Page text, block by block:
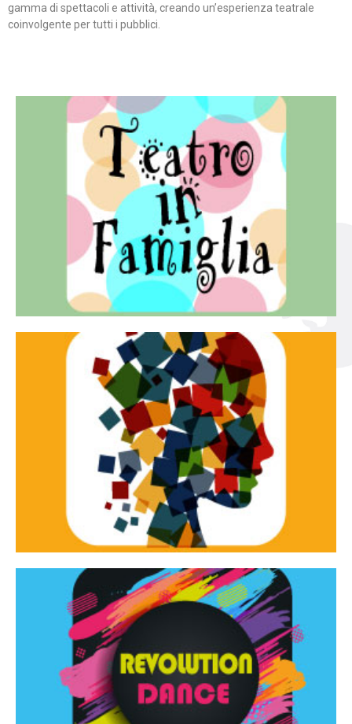
gamma di spettacoli e attività, creando un’esperienza teatrale
coinvolgente per tutti i pubblici.
Teatro in famiglia
Teatro In Famiglia è una rassegna di teatro concepita
per far condividere e godere del teatro all’intera
famiglia.
Continua
Tracce dinamiche
Tracce Dinamiche è una rassegna di teatro
d’innovazione e sperimentale.
Continua
Revolution Dance
Rassegna di danza contemporanea – I Edizione